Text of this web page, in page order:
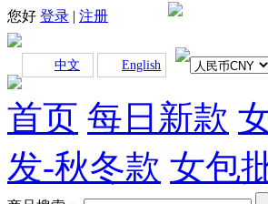
您好 登录 | 注册
中文 English
首页 每日新款
发-秋冬款 女包